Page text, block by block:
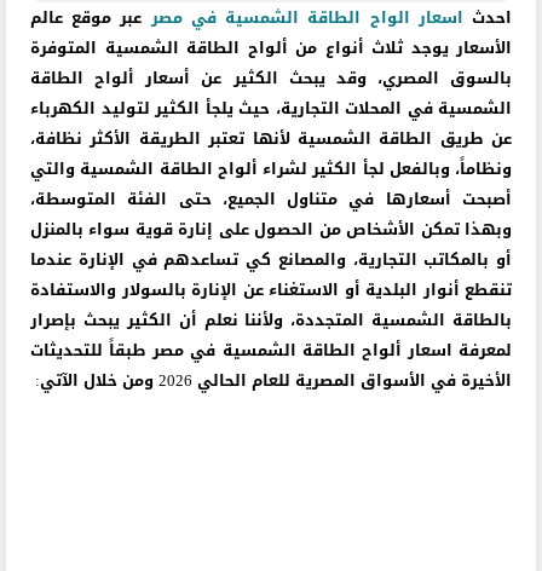
احدث اسعار الواح الطاقة الشمسية في مصرعبر موقع عالم
الأسعار يوجد ثلاث أنواع من ألواح الطاقة الشمسية المتوفرة
بالسوق المصري، وقد يبحث الكثير عن أسعار ألواح الطاقة
الشمسية في المحلات التجارية، حيث يلجأ الكثير لتوليد الكهرباء
عن طريق الطاقة الشمسية لأنها تعتبر الطريقة الأكثر نظافة،
ونظاماً، وبالفعل لجأ الكثير لشراء ألواح الطاقة الشمسية والتي
أصبحت أسعارها في متناول الجميع، حتى الفئة المتوسطة،
وبهذا تمكن الأشخاص من الحصول على إنارة قوية سواء بالمنزل
أو بالمكاتب التجارية، والمصانع كي تساعدهم في الإنارة عندما
تنقطع أنوار البلدية أو الاستغناء عن الإنارة بالسولار والاستفادة
بالطاقة الشمسية المتجددة، ولأننا نعلم أن الكثير يبحث بإصرار
لمعرفة اسعار ألواح الطاقة الشمسية في مصر طبقاً للتحديثات
الأخيرة في الأسواق المصرية للعام الحالي 2026 ومن خلال الآتي: